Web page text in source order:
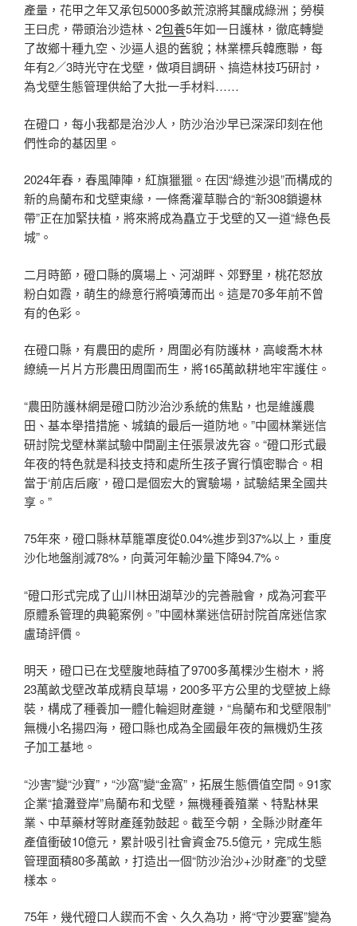
產量，花甲之年又承包5000多畝荒涼將其釀成綠洲；勞模
王曰虎，帶頭治沙造林、2包養5年如一日護林，徹底轉變
了故鄉十種九空、沙逼人退的舊貌；林業標兵韓應聯，每
年有2／3時光守在戈壁，做項目調研、搞造林技巧研討，
為戈壁生態管理供給了大批一手材料……
在磴口，每小我都是治沙人，防沙治沙早已深深印刻在他
們性命的基因里。
2024年春，春風陣陣，紅旗獵獵。在因“綠進沙退”而構成的
新的烏蘭布和戈壁東緣，一條喬灌草聯合的“新308鎖邊林
帶”正在加緊扶植，將來將成為矗立于戈壁的又一道“綠色長
城”。
二月時節，磴口縣的廣場上、河湖畔、郊野里，桃花怒放
粉白如霞，萌生的綠意行將噴薄而出。這是70多年前不曾
有的色彩。
在磴口縣，有農田的處所，周圍必有防護林，高峻喬木林
繚繞一片片方形農田周圍而生，將165萬畝耕地牢牢護住。
“農田防護林網是磴口防沙治沙系統的焦點，也是維護農
田、基本舉措措施、城鎮的最后一道防地。”中國林業迷信
研討院戈壁林業試驗中間副主任張景波先容。“磴口形式最
年夜的特色就是科技支持和處所生孩子實行慎密聯合。相
當于‘前店后廠’，磴口是個宏大的實驗場，試驗結果全國共
享。”
75年來，磴口縣林草籠罩度從0.04%進步到37%以上，重度
沙化地盤削減78%，向黃河年輸沙量下降94.7%。
“磴口形式完成了山川林田湖草沙的完善融會，成為河套平
原體系管理的典範案例。”中國林業迷信研討院首席迷信家
盧琦評價。
明天，磴口已在戈壁腹地蒔植了9700多萬棵沙生樹木，將
23萬畝戈壁改革成精良草場，200多平方公里的戈壁披上綠
裝，構成了種養加一體化輪迴財產鏈，“烏蘭布和戈壁限制”
無機小名揚四海，磴口縣也成為全國最年夜的無機奶生孩
子加工基地。
“沙害”變“沙寶”，“沙窩”變“金窩”，拓展生態價值空間。91家
企業“搶灘登岸”烏蘭布和戈壁，無機種養殖業、特點林果
業、中草藥材等財產蓬勃鼓起。截至今朝，全縣沙財產年
產值衝破10億元，累計吸引社會資金75.5億元，完成生態
管理面積80多萬畝，打造出一個“防沙治沙+沙財產”的戈壁
樣本。
75年，幾代磴口人鍥而不舍、久久為功，將“守沙要塞”變為